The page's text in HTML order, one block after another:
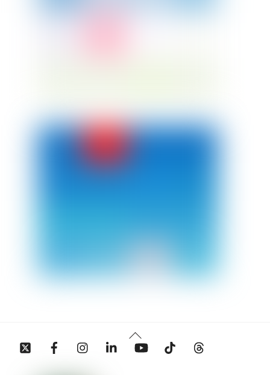
Back
To
Twitter Facebook InstagramLinkedin YouTube Tiktok